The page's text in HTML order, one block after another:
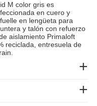
M color gris es
en cuero y
en lengüeta para
y talón con refuerzo
aislamiento Primaloft
reciclada, entresuela de